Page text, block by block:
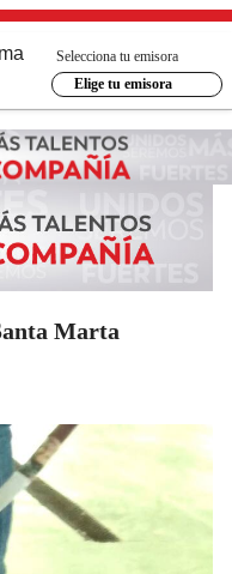
Selecciona tu emisora
Elige tu emisora
Marta